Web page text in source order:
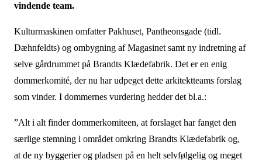
vindende team.
Kulturmaskinen omfatter Pakhuset, Pantheonsgade (tidl.
Dæhnfeldts) og ombygning af Magasinet samt ny indretning af
selve gårdrummet på Brandts Klædefabrik. Det er en enig
dommerkomité, der nu har udpeget dette arkitektteams forslag
som vinder. I dommernes vurdering hedder det bl.a.:
”Alt i alt finder dommerkomiteen, at forslaget har fanget den
særlige stemning i området omkring Brandts Klædefabrik og,
at de ny byggerier og pladsen på en helt selvfølgelig og meget